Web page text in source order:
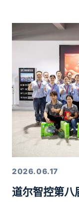
2026.06.17
道尔智控第八